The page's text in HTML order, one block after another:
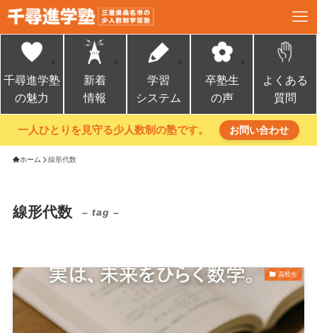
千尋進学塾
の魅力
新着
情報
学習
システム
卒塾生
の声
よくある
質問
一人ひとりを見守る少人数制の塾です。 お問い合わせ
ホーム 線形代数
線形代数 – tag –
高校生